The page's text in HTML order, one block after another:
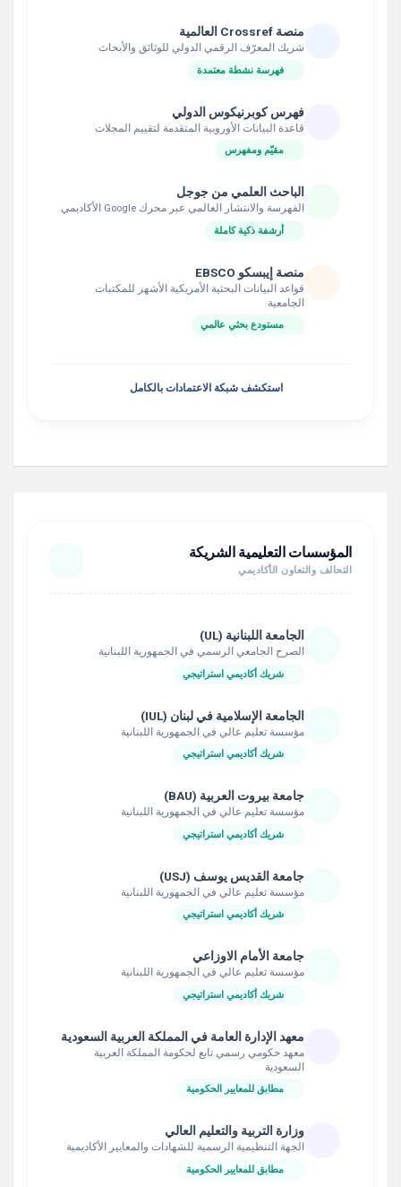
منصة Crossref العالمية
شريك المعرّف الرقمي الدولي للوثائق والأبحاث
فهرسة نشطة معتمدة
فهرس كوبرنيكوس الدولي
قاعدة البيانات الأوروبية المتقدمة لتقييم المجلات
مقيّم ومفهرس
الباحث العلمي من جوجل
الفهرسة والانتشار العالمي عبر محرك Google الأكاديمي
أرشفة ذكية كاملة
منصة إيبسكو EBSCO
قواعد البيانات البحثية الأمريكية الأشهر للمكتبات
الجامعية
مستودع بحثي عالمي
استكشف شبكة الاعتمادات بالكامل
المؤسسات التعليمية الشريكة
التحالف والتعاون الأكاديمي
الجامعة اللبنانية (UL)
الصرح الجامعي الرسمي في الجمهورية اللبنانية
شريك أكاديمي استراتيجي
الجامعة الإسلامية في لبنان (IUL)
مؤسسة تعليم عالي في الجمهورية اللبنانية
شريك أكاديمي استراتيجي
جامعة بيروت العربية (BAU)
مؤسسة تعليم عالي في الجمهورية اللبنانية
شريك أكاديمي استراتيجي
جامعة القديس يوسف (USJ)
مؤسسة تعليم عالي في الجمهورية اللبنانية
شريك أكاديمي استراتيجي
جامعة الأمام الاوزاعي
مؤسسة تعليم عالي في الجمهورية اللبنانية
شريك أكاديمي استراتيجي
معهد الإدارة العامة في المملكة العربية السعودية
معهد حكومي رسمي تابع لحكومة المملكة العربية
السعودية
مطابق للمعايير الحكومية
وزارة التربية والتعليم العالي
الجهة التنظيمية الرسمية للشهادات والمعايير الأكاديمية
مطابق للمعايير الحكومية